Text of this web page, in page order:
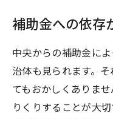
補助金への依存
中央からの補助金に
治体も見られます。
てもおかしくありま
りくりすることが大